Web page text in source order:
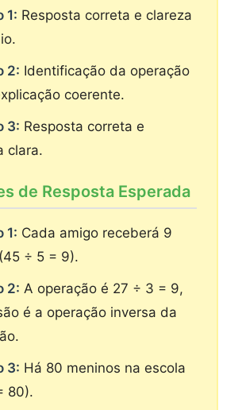
1: Resposta correta e clareza
2: Identificação da operação
coerente.
3: Resposta correta e
clara.
de Resposta Esperada
1: Cada amigo receberá 9
÷ 5 = 9).
2: A operação é 27 ÷ 3 = 9,
é a operação inversa da
3: Há 80 meninos na escola
80).